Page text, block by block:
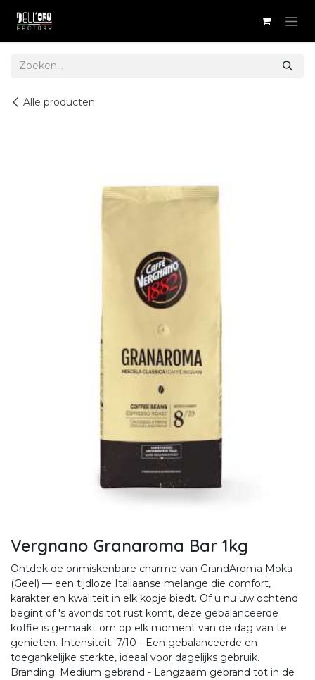
Alle producten
Vergnano Granaroma Bar 1kg
Ontdek de onmiskenbare charme van GrandAroma Moka
(Geel) — een tijdloze Italiaanse melange die comfort,
karakter en kwaliteit in elk kopje biedt. Of u nu uw ochtend
begint of 's avonds tot rust komt, deze gebalanceerde
koffie is gemaakt om op elk moment van de dag van te
genieten. Intensiteit: 7/10 - Een gebalanceerde en
toegankelijke sterkte, ideaal voor dagelijks gebruik.
Branding: Medium gebrand - Langzaam gebrand tot in de